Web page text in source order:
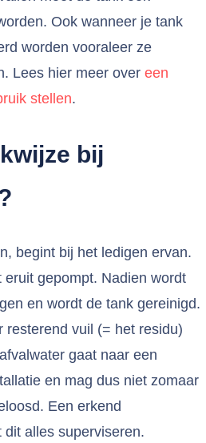
Ook wanneer je tank
worden vooraleer ze
Lees hier meer over een
stellen.
bij
begint bij het ledigen ervan.
gepompt. Nadien wordt
en wordt de tank gereinigd.
resterend vuil (= het residu)
gaat naar een
en mag dus niet zomaar
Een erkend
alles superviseren.